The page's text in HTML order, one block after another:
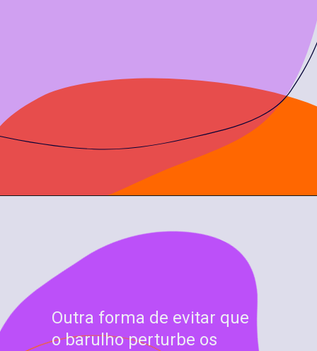
Outra forma de evitar que
o barulho perturbe os